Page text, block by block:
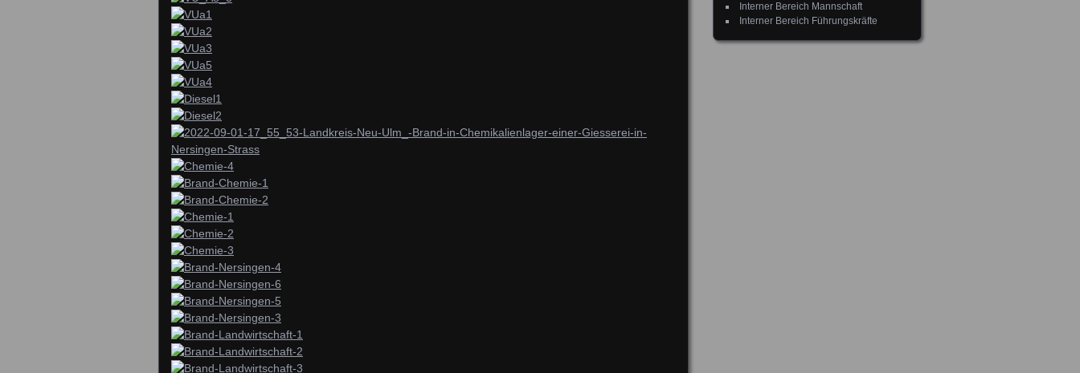
Interner Bereich Mannschaft
Interner Bereich Führungskräfte